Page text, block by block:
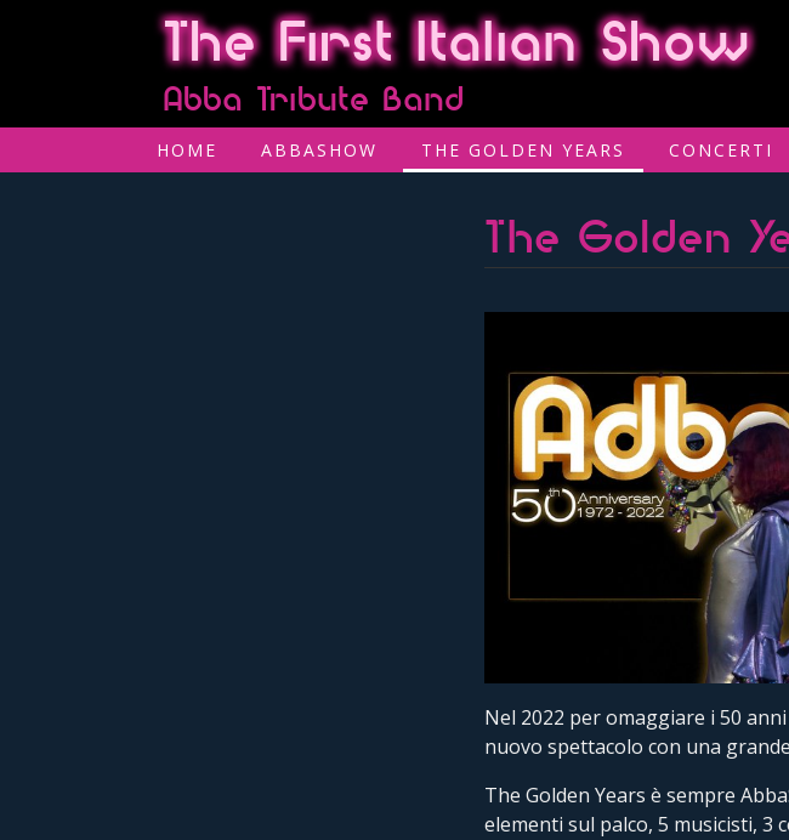
The First Italian Show
Abba Tribute Band
HOME ABBASHOW THE GOLDEN YEARS CONCERTI
The Golden
Nel 2022 per omaggiare i 50
nuovo spettacolo con una
The Golden Years è sempre
elementi sul palco, 5 musicisti, 3